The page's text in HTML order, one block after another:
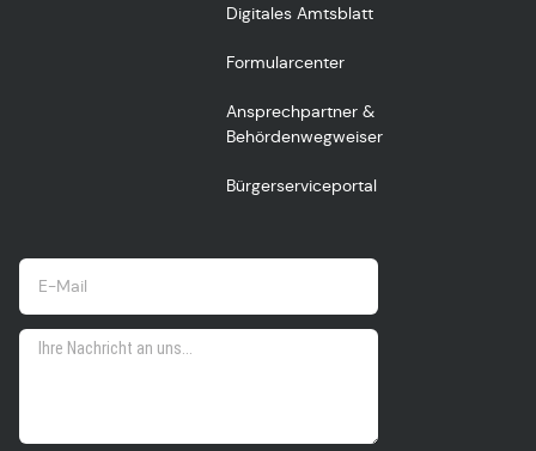
Digitales Amtsblatt
Formularcenter
Ansprechpartner &
Behördenwegweiser
Bürgerserviceportal